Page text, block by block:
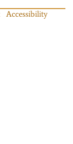
Accessibility